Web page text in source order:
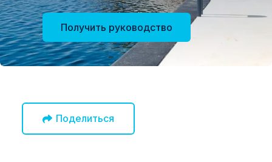
Получить руководство
Поделиться